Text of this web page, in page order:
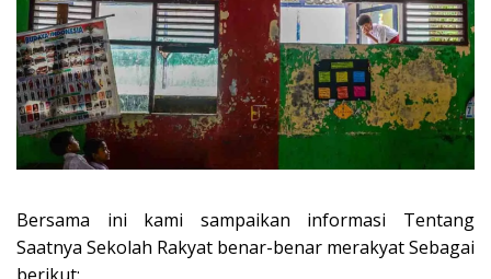
Bersama ini kami sampaikan informasi Tentang
Saatnya Sekolah Rakyat benar-benar merakyat Sebagai